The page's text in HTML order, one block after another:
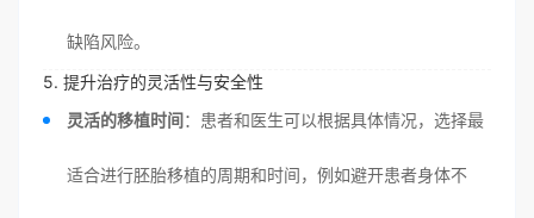
缺陷风险。
5. 提升治疗的灵活性与安全性
灵活的移植时间：患者和医生可以根据具体情况，选择最
适合进行胚胎移植的周期和时间，例如避开患者身体不